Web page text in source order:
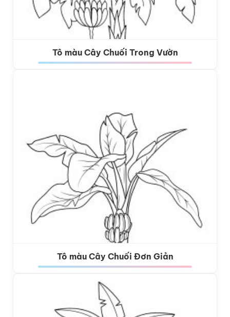
Tô màu Cây Chuối Trong Vườn
Tô màu Cây Chuối Đơn Giản